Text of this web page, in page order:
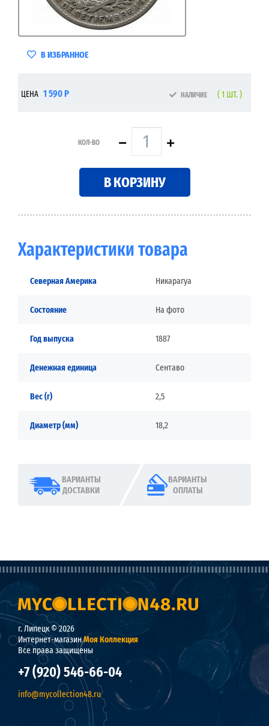
В ИЗБРАННОЕ
ЦЕНА 1 590 Р НАЛИЧИЕ ( 1 ШТ. )
КОЛ-ВО
В КОРЗИНУ
Характеристики товара
Северная Америка Никарагуа
Состояние На фото
Год выпуска 1887
Денежная единица Сентаво
Вес (г) 2,5
Диаметр (мм) 18,2
ВАРИАНТЫ
ДОСТАВКИ
ВАРИАНТЫ
ОПЛАТЫ
г. Липецк © 2026
Интернет-магазинМоя Коллекция
Все права защищены
+7 (920) 546-66-04
info@mycollection48.ru